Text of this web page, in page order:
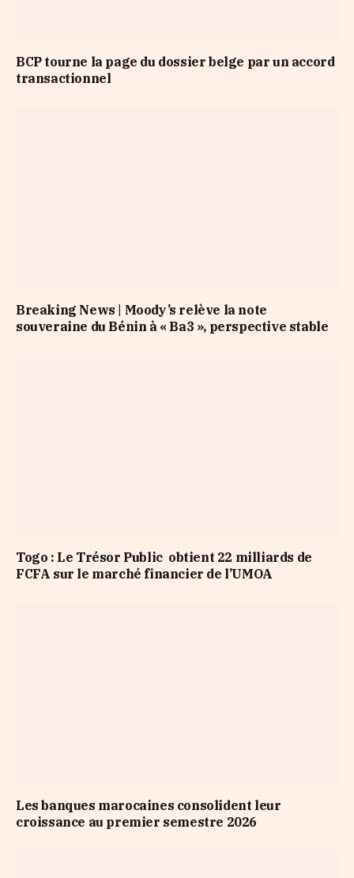
BCP tourne la page du dossier belge par un accord
transactionnel
Breaking News | Moody’s relève la note
souveraine du Bénin à « Ba3 », perspective stable
Togo : Le Trésor Public obtient 22 milliards de
FCFA sur le marché financier de l’UMOA
Les banques marocaines consolident leur
croissance au premier semestre 2026